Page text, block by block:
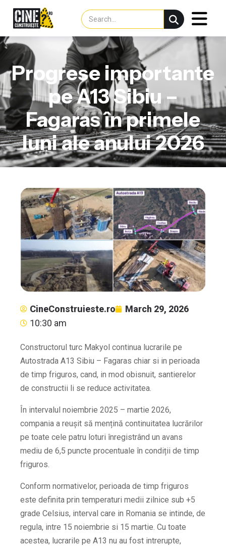
Progrese importante
pe A13 Sibiu –
Fagaras în primele
luni ale anului 2026
CineConstruieste.ro
March 29, 2026
10:30 am
Constructorul turc Makyol continua lucrarile pe
Autostrada A13 Sibiu – Fagaras chiar si in perioada
de timp friguros, cand, in mod obisnuit, santierelor
de constructii li se reduce activitatea.
În intervalul noiembrie 2025 – martie 2026,
compania a reușit să mențină continuitatea lucrărilor
pe toate cele patru loturi înregistrând un avans
mediu de 6,5 puncte procentuale în condiții de timp
friguros.
Conform normativelor, perioada de timp friguros
este definita prin temperaturi medii zilnice sub +5
grade Celsius, interval care in Romania se intinde, de
regula, intre 15 noiembrie si 15 martie. Cu toate
acestea, lucrarile pe A13 nu au fost intrerupte,